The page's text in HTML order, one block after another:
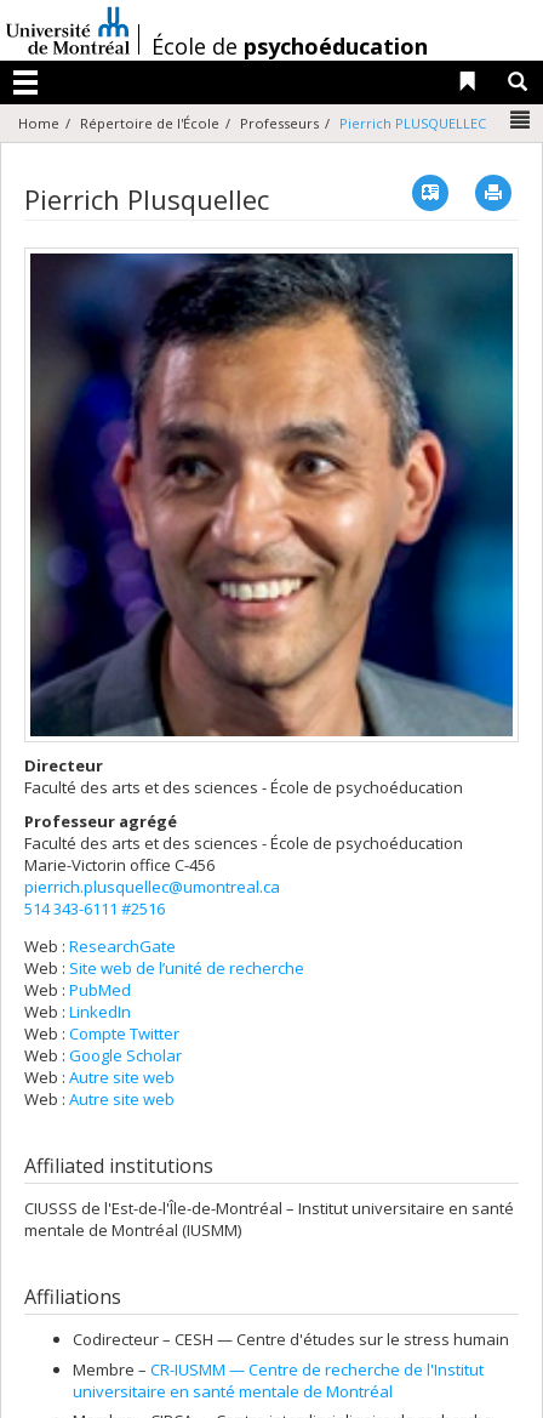
au
contenu
/École de psychoéducation
Menu
Liens
Home Répertoire de l'École Professeurs Pierrich PLUSQUELLEC
Pierrich Plusquellec Vcard
Directeur
Faculté des arts et des sciences - École de psychoéducation
Professeur agrégé
Faculté des arts et des sciences - École de psychoéducation
Marie-Victorin office C-456
pierrich.plusquellec@umontreal.ca
514 343-6111 #2516
Web : ResearchGate
Web : Site web de l’unité de recherche
Web : PubMed
Web : LinkedIn
Web : Compte Twitter
Web : Google Scholar
Web : Autre site web
Web : Autre site web
Affiliated institutions
CIUSSS de l'Est-de-l'Île-de-Montréal – Institut universitaire en santé
mentale de Montréal (IUSMM)
Affiliations
Codirecteur – CESH — Centre d'études sur le stress humain
Membre – CR-IUSMM — Centre de recherche de l'Institut
universitaire en santé mentale de Montréal